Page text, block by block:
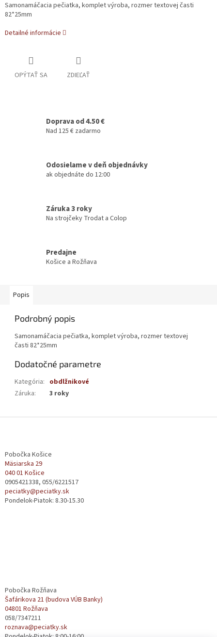
Samonamáčacia pečiatka, komplet výroba, rozmer textovej časti
82*25mm
Detailné informácie
OPÝTAŤ SA ZDIEĽAŤ
Doprava od 4.50 €
Nad 125 € zadarmo
Odosielame v deň objednávky
ak objednáte do 12:00
Záruka 3 roky
Na strojčeky Trodat a Colop
Predajne
Košice a Rožňava
Popis
Podrobný popis
Samonamáčacia pečiatka, komplet výroba, rozmer textovej
časti 82*25mm
Dodatočné parametre
Kategória: obdlžnikové
Záruka: 3 roky
Pobočka Košice
Mäsiarska 29
040 01 Košice
0905421338, 055/6221517
peciatky@peciatky.sk
Pondelok-Piatok: 8.30-15.30
Pobočka Rožňava
Šafárikova 21 (budova VÚB Banky)
04801 Rožňava
058/7347211
roznava@peciatky.sk